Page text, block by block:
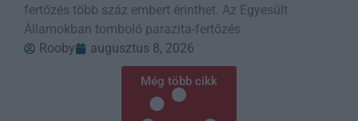
fertőzés több száz embert érinthet. Az Egyesült
Államokban tomboló parazita-fertőzés
Rooby
augusztus 8, 2026
Még több cikk